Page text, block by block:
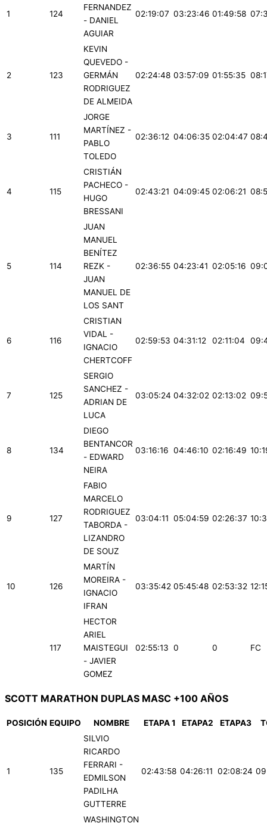
1 124
FERNANDEZ
- DANIEL
AGUIAR
02:19:07 03:23:46 01:49:58
2 123
KEVIN
QUEVEDO -
GERMÁN
RODRIGUEZ
DE ALMEIDA
02:24:48 03:57:09 01:55:35
3 111
JORGE
MARTÍNEZ -
PABLO
TOLEDO
02:36:12 04:06:35 02:04:47
4 115
CRISTIÁN
PACHECO -
HUGO
BRESSANI
02:43:21 04:09:45 02:06:21
5 114
JUAN
MANUEL
BENÍTEZ
REZK -
JUAN
MANUEL DE
LOS SANT
02:36:55 04:23:41 02:05:16
6 116
CRISTIAN
VIDAL -
IGNACIO
CHERTCOFF
02:59:53 04:31:12 02:11:04
7 125
SERGIO
SANCHEZ -
ADRIAN DE
LUCA
03:05:24 04:32:02 02:13:02
8 134
DIEGO
BENTANCOR
- EDWARD
NEIRA
03:16:16 04:46:10 02:16:49
9 127
FABIO
MARCELO
RODRIGUEZ
TABORDA -
LIZANDRO
DE SOUZ
03:04:11 05:04:59 02:26:37
10 126
MARTÍN
MOREIRA -
IGNACIO
IFRAN
03:35:42 05:45:48 02:53:32
117
HECTOR
ARIEL
MAISTEGUI
- JAVIER
GOMEZ
02:55:13 0 0 FC
SCOTT MARATHON DUPLAS MASC +100 AÑOS
POSICIÓN EQUIPO NOMBRE ETAPA 1 ETAPA2 ETAPA3
1 135
SILVIO
RICARDO
FERRARI -
EDMILSON
PADILHA
GUTTERRE
02:43:58 04:26:11 02:08:24
WASHINGTON